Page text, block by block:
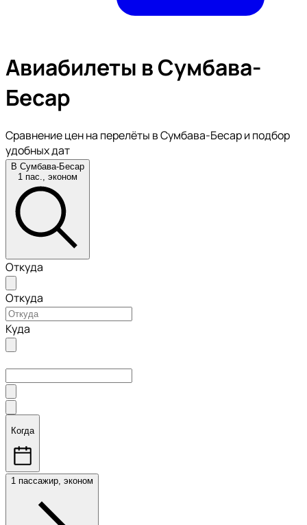
Авиабилеты в Сумбава-
Бесар
Сравнение цен на перелёты в Сумбава-Бесар и подбор
удобных дат
В Сумбава-Бесар
1 пас., эконом
Откуда
Откуда
Куда
Когда
1 пассажир, эконом